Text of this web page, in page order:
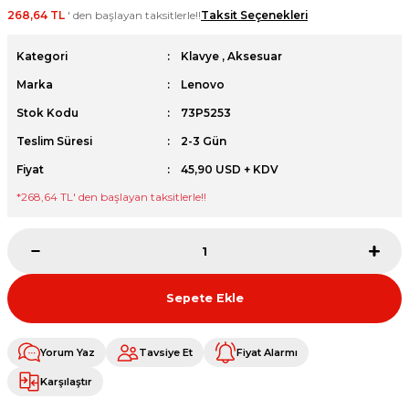
268,64 TL ' den başlayan taksitlerle!!Taksit Seçenekleri
Kategori Klavye , Aksesuar
Marka Lenovo
Stok Kodu 73P5253
Teslim Süresi 2-3 Gün
Fiyat
45,90 USD + KDV
*268,64 TL' den başlayan taksitlerle!!
Sepete Ekle
Yorum Yaz Tavsiye Et Fiyat Alarmı
Karşılaştır